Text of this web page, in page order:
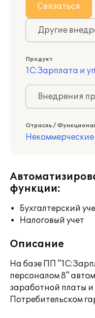
Связаться
Другие
Продукт
1С:Зарплата и
Внедрения
Отрасль /
функции:
Бухгалтерский
Налоговый учет
Описание
На базе ПП
персоналом 8"
заработной платы и
Потребительском